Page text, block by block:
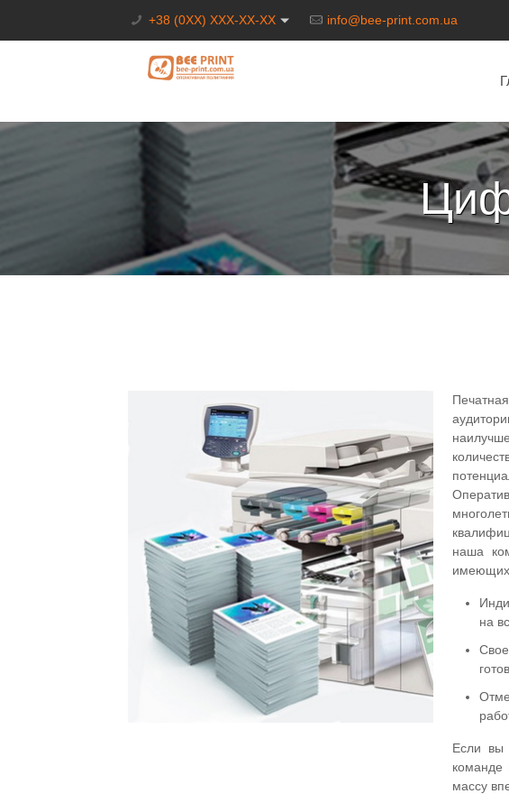
+38 (0XX) XXX-XX-XX info@bee-print.com.ua
наша
на
Если вы
команде
массу